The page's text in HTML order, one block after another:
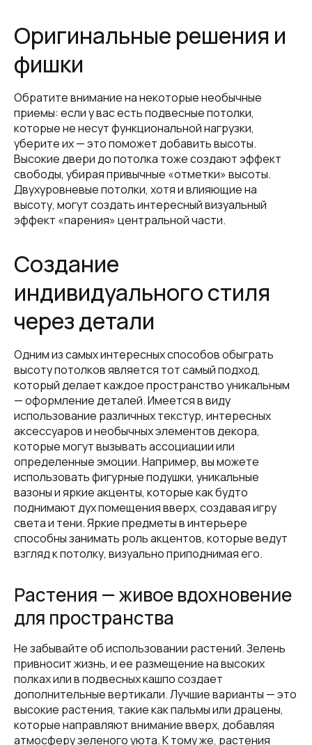
Оригинальные решения и
фишки
Обратите внимание на некоторые необычные
приемы: если у вас есть подвесные потолки,
которые не несут функциональной нагрузки,
уберите их — это поможет добавить высоты.
Высокие двери до потолка тоже создают эффект
свободы, убирая привычные «отметки» высоты.
Двухуровневые потолки, хотя и влияющие на
высоту, могут создать интересный визуальный
эффект «парения» центральной части.
Создание
индивидуального стиля
через детали
Одним из самых интересных способов обыграть
высоту потолков является тот самый подход,
который делает каждое пространство уникальным
— оформление деталей. Имеется в виду
использование различных текстур, интересных
аксессуаров и необычных элементов декора,
которые могут вызывать ассоциации или
определенные эмоции. Например, вы можете
использовать фигурные подушки, уникальные
вазоны и яркие акценты, которые как будто
поднимают дух помещения вверх, создавая игру
света и тени. Яркие предметы в интерьере
способны занимать роль акцентов, которые ведут
взгляд к потолку, визуально приподнимая его.
Растения — живое вдохновение
для пространства
Не забывайте об использовании растений. Зелень
привносит жизнь, и ее размещение на высоких
полках или в подвесных кашпо создает
дополнительные вертикали. Лучшие варианты — это
высокие растения, такие как пальмы или драцены,
которые направляют внимание вверх, добавляя
атмосферу зеленого уюта. К тому же, растения